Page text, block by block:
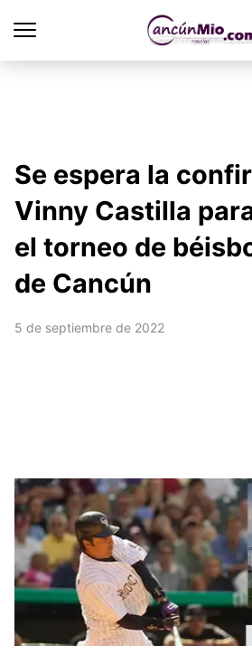
Se espera la
Vinny Castilla
el torneo de
de Cancún
5 de septiembre de 2022